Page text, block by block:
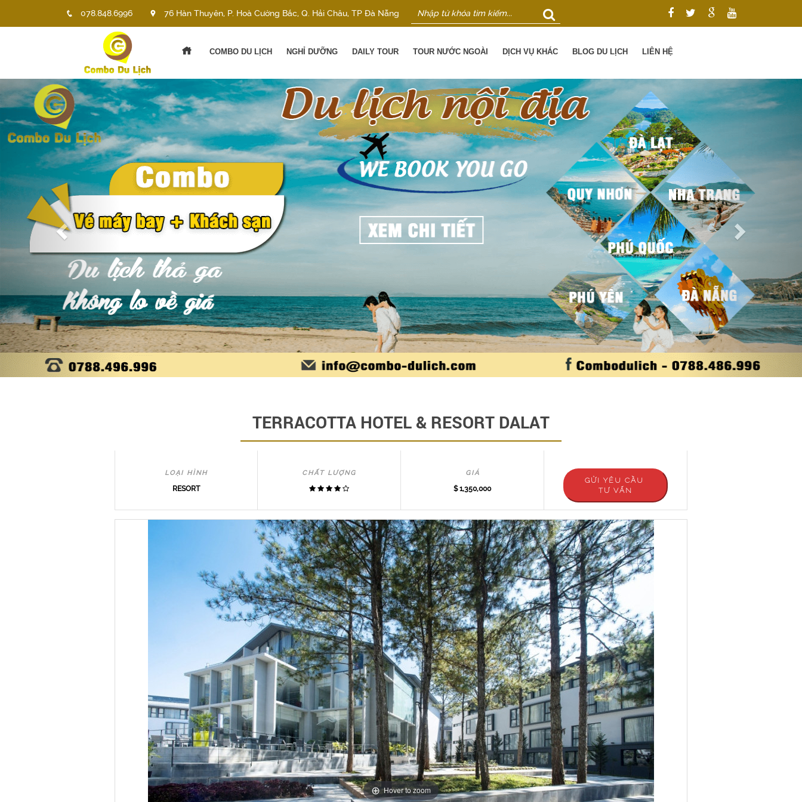
078.848.6996 76 Hàn Thuyên, P. Hoà Cường Bắc, Q. Hải Châu, TP Đà Nẵng
COMBO DU LỊCH NGHỈ DƯỠNG DAILY TOUR TOUR NƯỚC NGOÀI DỊCH VỤ KHÁC BLOG DU LỊCH LIÊN HỆ
Previous Next
TERRACOTTA HOTEL & RESORT DALAT
LOẠI HÌNH
RESORT
CHẤT LƯỢNG GIÁ
$ 1,350,000
GỬI YÊU CẦU
TƯ VẤN
Hover to zoom